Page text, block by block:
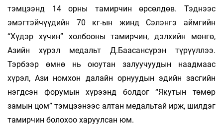
тэмцээнд 14 орны тамирчин өрсөлдөв. Тэднээс
эмэгтэйчүүдийн 70 кг-ын жинд Сэлэнгэ аймгийн
“Хүдэр хүчин” холбооны тамирчин, дэлхийн мөнгө,
Азийн хүрэл медальт Д.Баасансүрэн түрүүллээ.
Тэрбээр өмнө нь оюутан залуучуудын наадмаас
хүрэл, Ази номхон далайн орнуудын эдийн засгийн
нэгдсэн форумын хүрээнд болдог “Якутын төмөр
замын цом” тэмцээнээс алтан медальтай ирж, шилдэг
тамирчин болохоо харуулсан юм.